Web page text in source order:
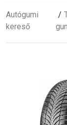
Autógumi
kereső